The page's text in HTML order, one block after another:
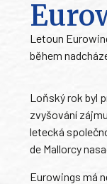
Letoun
během
Loňský rok byl
zvyšování
letecká
de Mallorcy
Eurowings má